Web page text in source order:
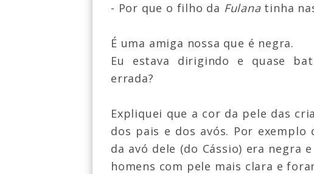
- Por que o filho da Fulanatinha
É uma amiga nossa que é negra.
Eu estava dirigindo e quase
errada?
Expliquei que a cor da pele das
dos pais e dos avós. Por
da avó dele (do Cássio) era negra
homens com pele mais clara e